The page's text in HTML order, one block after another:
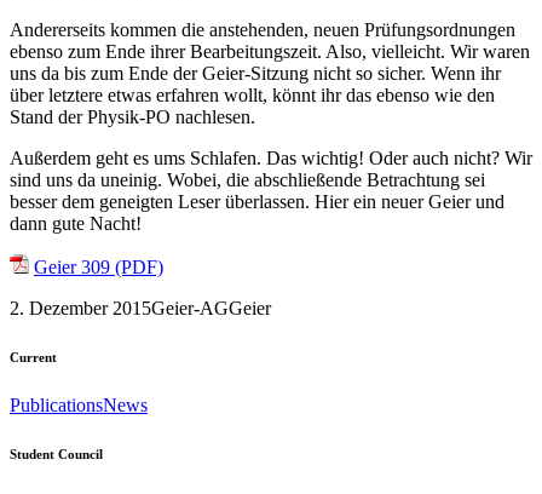
Andererseits kommen die anstehenden, neuen Prüfungsordnungen
ebenso zum Ende ihrer Bearbeitungszeit. Also, vielleicht. Wir waren
uns da bis zum Ende der Geier-Sitzung nicht so sicher. Wenn ihr
über letztere etwas erfahren wollt, könnt ihr das ebenso wie den
Stand der Physik-PO nachlesen.
Außerdem geht es ums Schlafen. Das wichtig! Oder auch nicht? Wir
sind uns da uneinig. Wobei, die abschließende Betrachtung sei
besser dem geneigten Leser überlassen. Hier ein neuer Geier und
dann gute Nacht!
Geier 309 (PDF)
2. Dezember 2015Geier-AGGeier
Current
PublicationsNews
Student Council